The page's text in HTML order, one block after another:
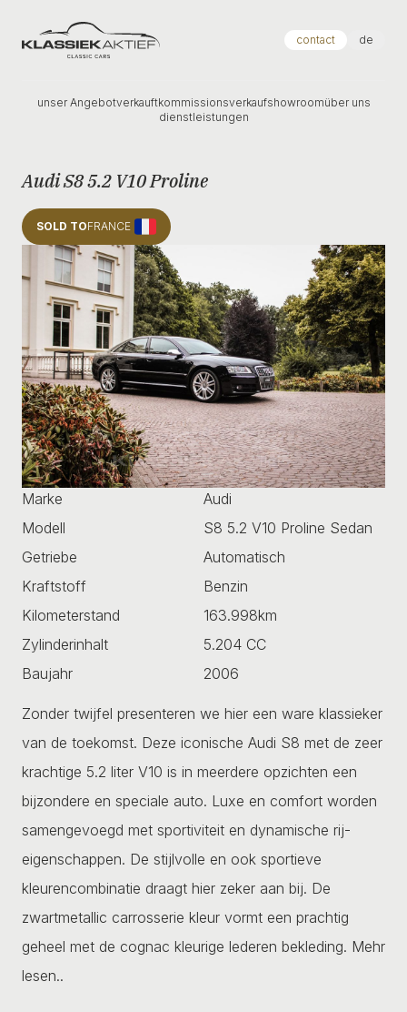
Klassiek Aktief contact de
unser Angebotverkauftkommissionsverkaufshowroomüber uns
dienstleistungen
Audi S8 5.2 V10 Proline
SOLD TOFRANCE
Marke
Audi
Modell
S8 5.2 V10 Proline Sedan
Getriebe
Automatisch
Kraftstoff
Benzin
Kilometerstand
163.998km
Zylinderinhalt
5.204 CC
Baujahr
2006
Zonder twijfel presenteren we hier een ware klassieker
van de toekomst. Deze iconische Audi S8 met de zeer
krachtige 5.2 liter V10 is in meerdere opzichten een
bijzondere en speciale auto. Luxe en comfort worden
samengevoegd met sportiviteit en dynamische rij-
eigenschappen. De stijlvolle en ook sportieve
kleurencombinatie draagt hier zeker aan bij. De
zwartmetallic carrosserie kleur vormt een prachtig
geheel met de cognac kleurige lederen bekleding. Mehr
lesen..